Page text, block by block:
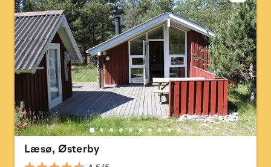
Læsø, Østerby